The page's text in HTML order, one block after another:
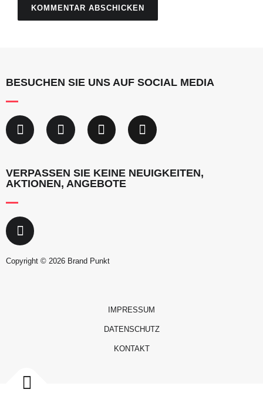
BESUCHEN SIE UNS AUF SOCIAL MEDIA
VERPASSEN SIE KEINE NEUIGKEITEN,
AKTIONEN, ANGEBOTE
Copyright © 2026 Brand Punkt
IMPRESSUM
DATENSCHUTZ
KONTAKT